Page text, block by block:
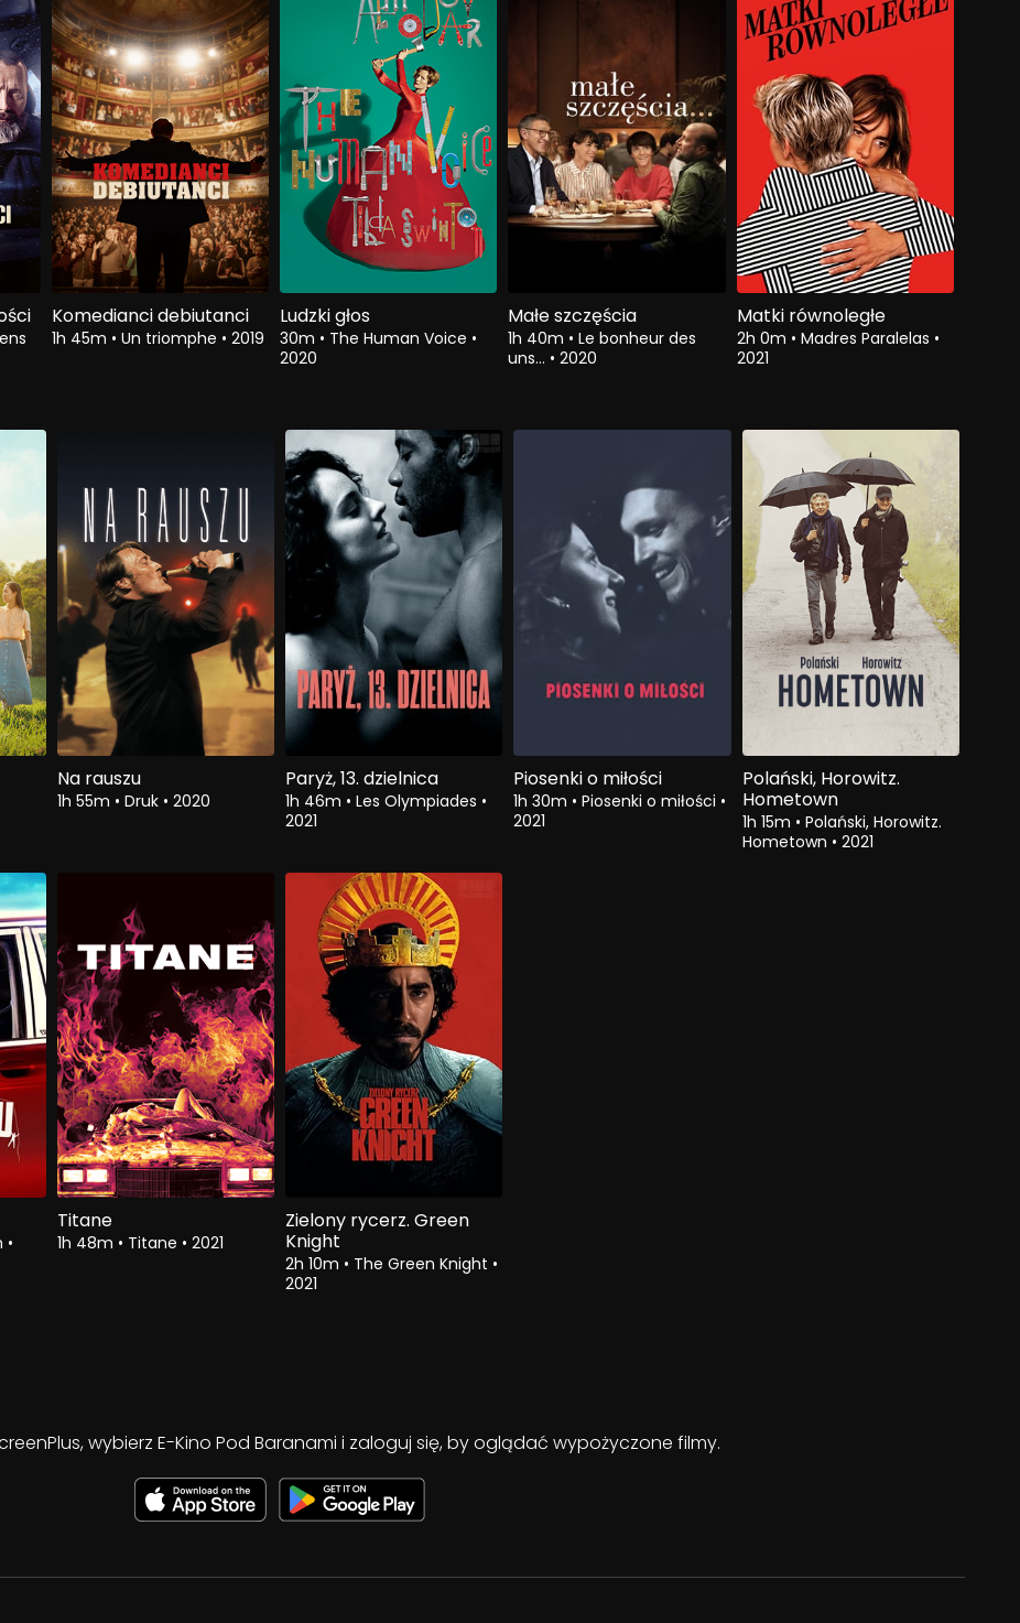
Komedianci debiutanci
1h 45m • Un triomphe • 2019
Ludzki głos
30m • The Human Voice •
2020
Małe szczęścia
1h 40m • Le bonheur des
uns... • 2020
Matki równoległe
2h 0m • Madres Paralelas •
2021
Na rauszu
1h 55m • Druk • 2020
Paryż, 13. dzielnica
1h 46m • Les Olympiades •
2021
Piosenki o miłości
1h 30m • Piosenki o miłości •
2021
Polański, Horowitz.
Hometown
1h 15m • Polański, Horowitz.
Hometown • 2021
•
Titane
1h 48m • Titane • 2021
Zielony rycerz. Green
Knight
2h 10m • The Green Knight •
2021
wybierz E-Kino Pod Baranami i zaloguj się, by oglądać wypożyczone filmy.